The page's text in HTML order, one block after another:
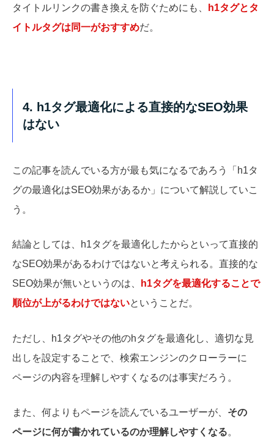
タイトルリンクの書き換えを防ぐためにも、
h1タグとタ
イトルタグは同一がおすすめだ。
4. h1タグ最適化による直接的なSEO効果
はない
この記事を読んでいる方が最も気になるであろう「h1タ
グの最適化はSEO効果があるか」について解説していこ
う。
結論としては、h1タグを最適化したからといって直接的
なSEO効果があるわけではないと考えられる。直接的な
SEO効果が無いというのは、
h1タグを最適化することで
順位が上がるわけではないということだ。
ただし、h1タグやその他のhタグを最適化し、適切な見
出しを設定することで、検索エンジンのクローラーに
ページの内容を理解しやすくなるのは事実だろう。
また、何よりもページを読んでいるユーザーが、 その
ページに何が書かれているのか理解しやすくなる。